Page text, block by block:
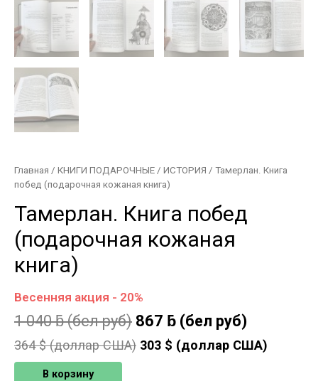
Главная / КНИГИ ПОДАРОЧНЫЕ / ИСТОРИЯ / Тамерлан. Книга
побед (подарочная кожаная книга)
Тамерлан. Книга побед
(подарочная кожаная
книга)
Весенняя акция - 20%
1 040ƃ(бел руб) 867 ƃ (бел руб)
364$ (доллар США) 303 $ (доллар США)
В корзину